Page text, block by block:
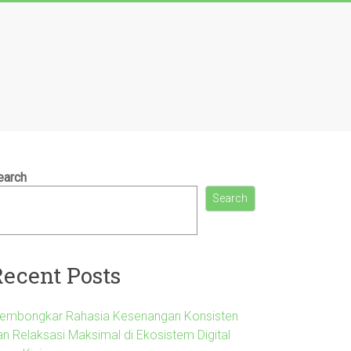
Search
Posts
Rahasia Kesenangan Konsisten
Relaksasi Maksimal di Ekosistem Digital